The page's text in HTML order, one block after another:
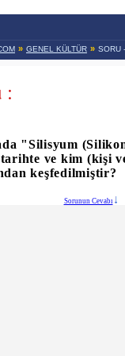
» GENEL KÜLTÜR » SORU
:
"Silisyum
ve kim (kişi
keşfedilmiştir?
Sorunun Cevabı